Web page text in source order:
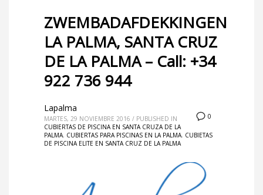
ZWEMBADAFDEKKINGEN
LA PALMA, SANTA CRUZ
DE LA PALMA – Call: +34
922 736 944
0
Lapalma
MARTES, 29 NOVIEMBRE 2016 / PUBLISHED IN
CUBIERTAS DE PISCINA EN SANTA CRUZA DE LA
PALMA, CUBIERTAS PARA PISCINAS EN LA PALMA, CUBIETAS
DE PISCINA ELITE EN SANTA CRUZ DE LA PALMA